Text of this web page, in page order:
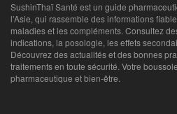
SushinThaï Santé est un guide
l’Asie, qui rassemble des informations
maladies et les compléments. Consultez
indications, la posologie, les effets
Découvrez des actualités et des bonnes
traitements en toute sécurité. Votre
pharmaceutique et bien‑être.